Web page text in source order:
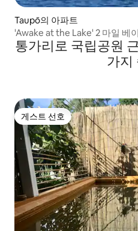
Taupō의 아파트
'Awake at the Lake' 2 마일 베
통가리로 국립공원
가지
게스트 선호
게스트 선호